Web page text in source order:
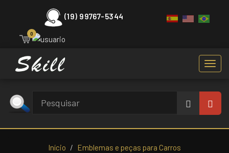
(19) 99767-5344
0
Início
Emblemas e peças para Carros